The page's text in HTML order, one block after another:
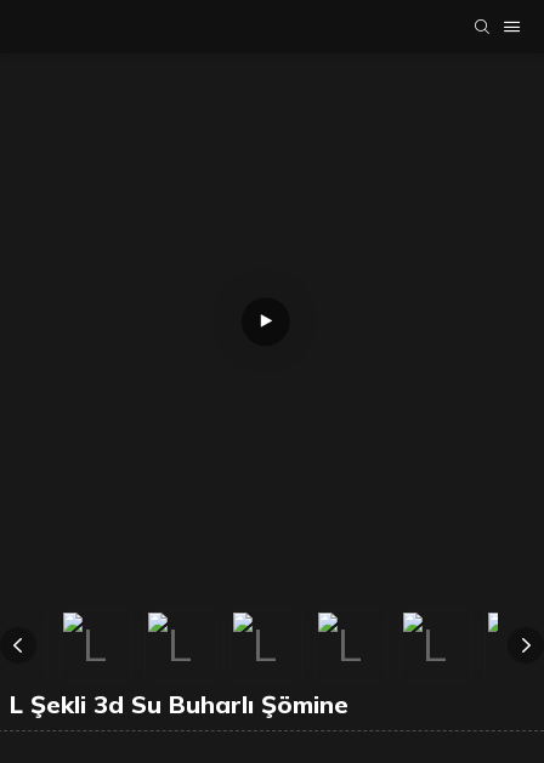
L Şekli 3d Su Buharlı Şömine